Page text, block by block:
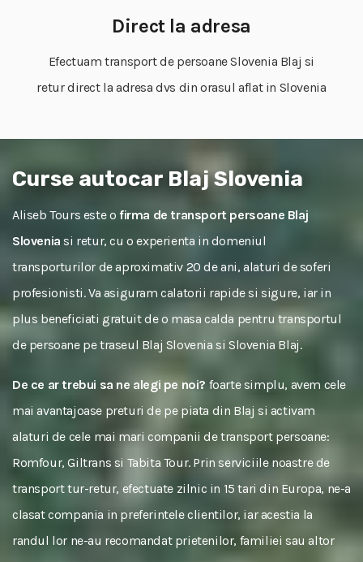
Direct la adresa
Efectuam transport de persoane Slovenia Blaj si
retur direct la adresa dvs din orasul aflat in Slovenia
Curse autocar Blaj Slovenia
Aliseb Tours este o firma de transport persoane Blaj
Slovenia si retur, cu o experienta in domeniul
transporturilor de aproximativ 20 de ani, alaturi de soferi
profesionisti. Va asiguram calatorii rapide si sigure, iar in
plus beneficiati gratuit de o masa calda pentru transportul
de persoane pe traseul Blaj Slovenia si Slovenia Blaj.
De ce ar trebui sa ne alegi pe noi? foarte simplu, avem cele
mai avantajoase preturi de pe piata din Blaj si activam
alaturi de cele mai mari companii de transport persoane:
Romfour, Giltrans si Tabita Tour. Prin serviciile noastre de
transport tur-retur, efectuate zilnic in 15 tari din Europa, ne-a
clasat compania in preferintele clientilor, iar acestia la
randul lor ne-au recomandat prietenilor, familiei sau altor